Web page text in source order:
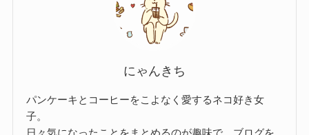
にゃんきち
パンケーキとコーヒーをこよなく愛するネコ好き女
子。
日々気になったことをまとめるのが趣味で、ブログを